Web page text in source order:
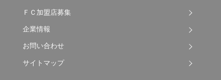
ＦＣ加盟店募集
企業情報
お問い合わせ
サイトマップ